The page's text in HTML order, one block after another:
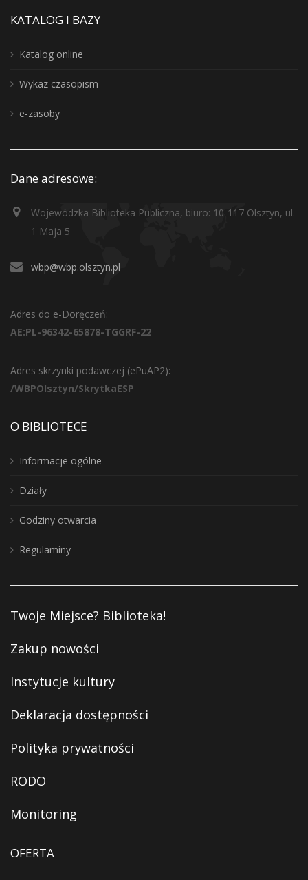
KATALOG I BAZY
Katalog online
Wykaz czasopism
e-zasoby
Dane adresowe:
Wojewódzka Biblioteka Publiczna, biuro: 10-117 Olsztyn, ul.
1 Maja 5
wbp@wbp.olsztyn.pl
Adres do e-Doręczeń:
AE:PL-96342-65878-TGGRF-22
Adres skrzynki podawczej (ePuAP2):
/WBPOlsztyn/SkrytkaESP
O BIBLIOTECE
Informacje ogólne
Działy
Godziny otwarcia
Regulaminy
Twoje Miejsce? Biblioteka!
Zakup nowości
Instytucje kultury
Deklaracja dostępności
Polityka prywatności
RODO
Monitoring
OFERTA